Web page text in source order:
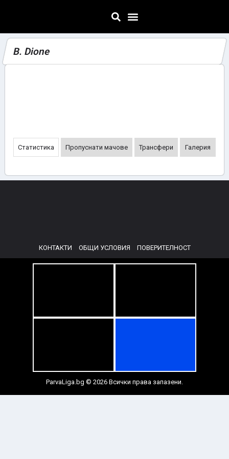
B. Dione
Статистика Пропуснати мачове Трансфери Галерия
КОНТАКТИ ОБЩИ УСЛОВИЯ ПОВЕРИТЕЛНОСТ
ParvaLiga.bg © 2026 Всички права запазени.